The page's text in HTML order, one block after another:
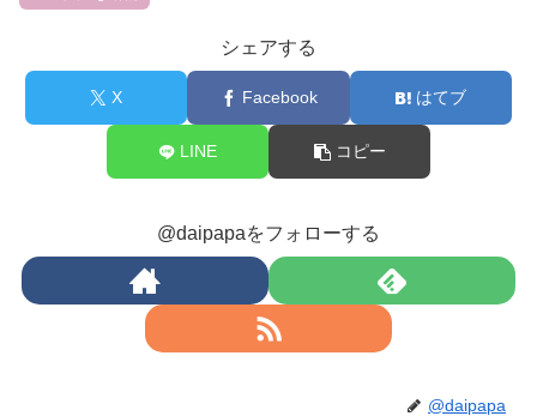
シェアする
X Facebook はてブ
LINE コピー
@daipapaをフォローする
@daipapa